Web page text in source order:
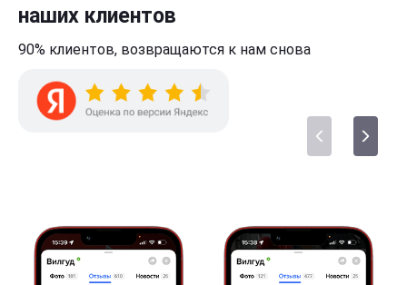
наших клиентов
90% клиентов, возвращаются к нам снова